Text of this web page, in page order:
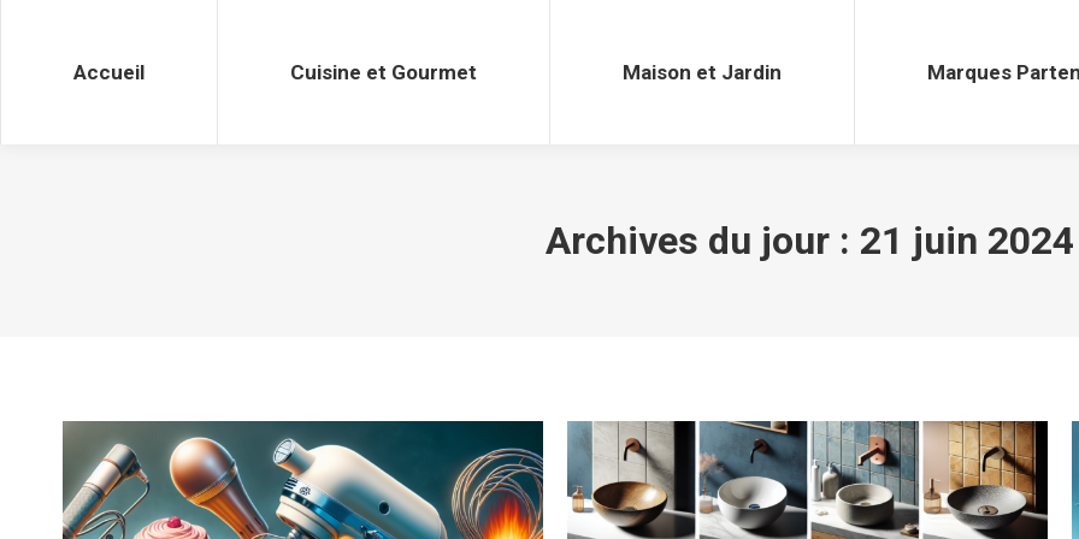
Accueil Cuisine et Gourmet Maison et Jardin Marques
Archives du jour : 21 juin 2024